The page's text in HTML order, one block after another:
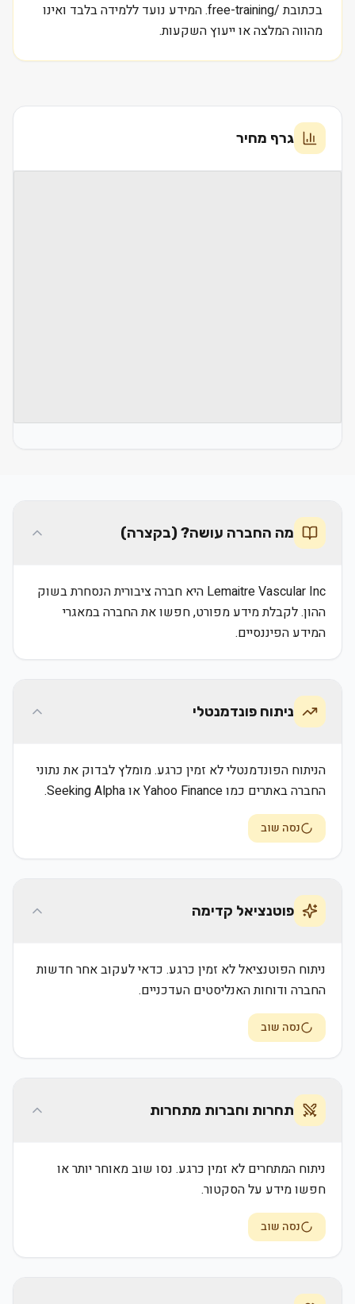
בכתובת /free-training. המידע נועד ללמידה בלבד ואינו
מהווה המלצה או ייעוץ השקעות.
גרף מחיר
מה החברה עושה? (בקצרה)
Lemaitre Vascular Inc היא חברה ציבורית הנסחרת בשוק
ההון. לקבלת מידע מפורט, חפשו את החברה במאגרי
המידע הפיננסיים.
ניתוח פונדמנטלי
הניתוח הפונדמנטלי לא זמין כרגע. מומלץ לבדוק את נתוני
החברה באתרים כמו Yahoo Finance או Seeking Alpha.
נסה שוב
פוטנציאל קדימה
ניתוח הפוטנציאל לא זמין כרגע. כדאי לעקוב אחר חדשות
החברה ודוחות האנליסטים העדכניים.
נסה שוב
תחרות וחברות מתחרות
ניתוח המתחרים לא זמין כרגע. נסו שוב מאוחר יותר או
חפשו מידע על הסקטור.
נסה שוב